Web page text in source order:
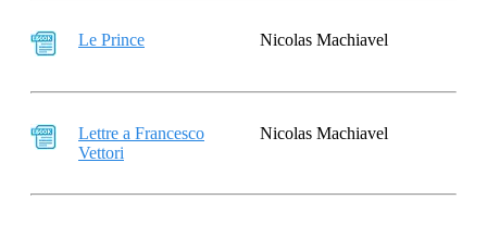
Le Prince Nicolas Machiavel
Lettre a Francesco
Vettori
Nicolas Machiavel